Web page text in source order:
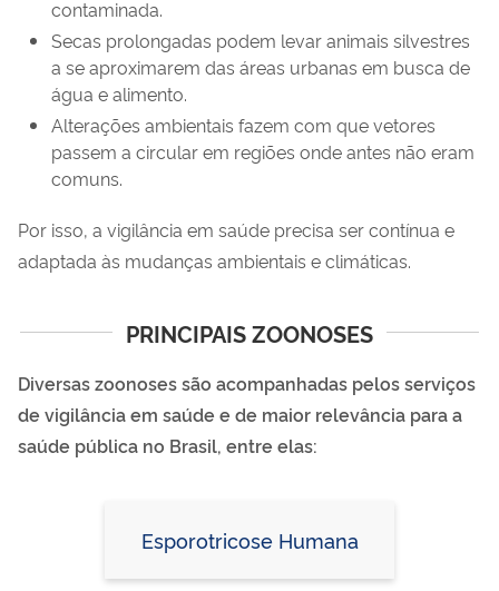
contaminada.
Secas prolongadas podem levar animais silvestres
a se aproximarem das áreas urbanas em busca de
água e alimento.
Alterações ambientais fazem com que vetores
passem a circular em regiões onde antes não eram
comuns.
Por isso, a vigilância em saúde precisa ser contínua e
adaptada às mudanças ambientais e climáticas.
PRINCIPAIS ZOONOSES
Diversas zoonoses são acompanhadas pelos serviços
de vigilância em saúde e de maior relevância para a
saúde pública no Brasil, entre elas:
Esporotricose Humana